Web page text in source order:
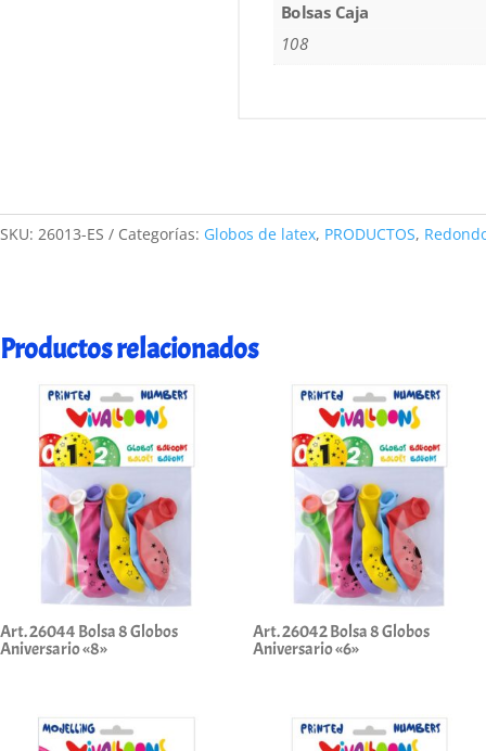
Bolsas Caja
108
SKU: 26013-ES Categorías: Globos de latex, PRODUCTOS,
Productos relacionados
Art. 26044 Bolsa 8 Globos
Aniversario «8»
Art. 26042 Bolsa 8 Globos
Aniversario «6»